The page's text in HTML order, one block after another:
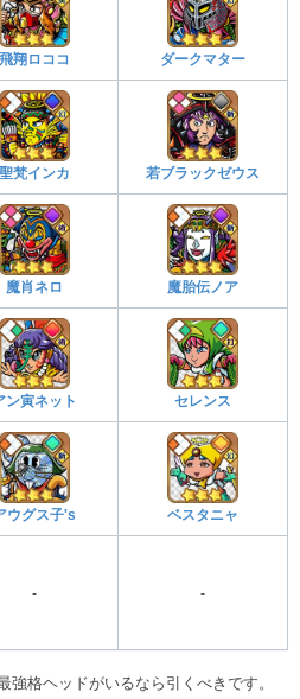
飛翔ロココ ダークマター
聖梵インカ 若ブラックゼウス
魔肖ネロ 魔胎伝ノア
ン寅ネット セレンス
ウグス子's ベスタニャ
- -
強格ヘッドがいるなら引くべきです。